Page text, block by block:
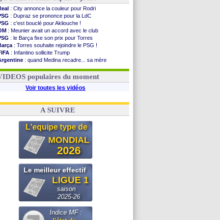
: City annonce la couleur pour Rodri
: Dupraz se prononce pour la LdC
: c'est bouclé pour Akliouche !
: Meunier avait un accord avec le club
: le Barça fixe son prix pour Torres
: Torres souhaite rejoindre le PSG !
: Infantino sollicite Trump
: quand Medina recadre... sa mère
: Paixão attire un 2e club anglais
populaires du moment
Voir toutes les vidéos
A SUIVRE
L'equipe type de
MONDIAL
2026
Le meilleur effectif
LIGUE 1
saison
2025-26
Indice MF :